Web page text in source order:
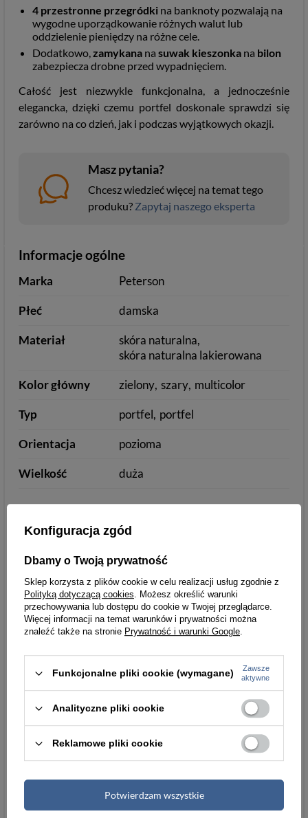
4 przestronne przegródki na banknoty pozwalają na
wygodne uporządkowanie różnych walut lub
oddzielenie pieniędzy na różne cele.
Dodatkowo,zamykana na suwak kieszonka na bilon
zabezpiecza drobne przed wypadnięciem.
Całość jest niezwykle funkcjonalna, a jednocześnie
elegancka, dzięki czemu portfel doskonale sprawdzi się
zarówno na co dzień, jak i podczas wyjątkowych okazji.
Masz pytania?
Chcesz wiedzieć więcej na temat tego
produku? Zapytaj naszego eksperta
Informacje ogólne
Marka Peterson
Płeć damska
Materiał
skóra naturalna
skóra naturalna lakierowana
Kolor główny zielony szary multicolor
Typ portfel portfel
Orientacja pozioma
Wielkość duża
Detale
Styl miejski/casual
Zamknięcie zatrzask
Wzór kwiaty
Kolor okuć złoty złoty
Kieszeń na
monety
zamykana na suwak
Konfiguracja zgód
Dbamy o Twoją prywatność
Sklep korzysta z plików cookie w celu realizacji usług zgodnie z
Polityką dotyczącą cookies. Możesz określić warunki
przechowywania lub dostępu do cookie w Twojej przeglądarce.
Więcej informacji na temat warunków i prywatności można
znaleźć także na stronie Prywatność i warunki Google.
Funkcjonalne pliki cookie (wymagane)
Zawsze
aktywne
Analityczne pliki cookie
Reklamowe pliki cookie
Potwierdzam wszystkie